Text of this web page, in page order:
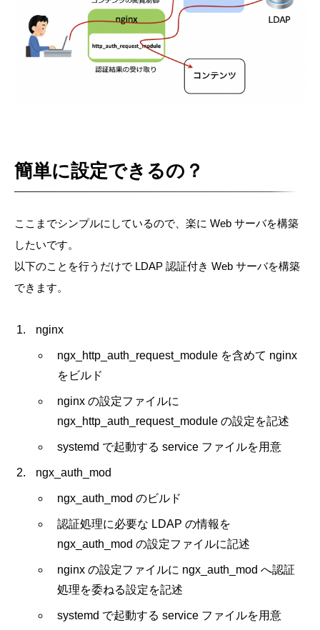
簡単に設定できるの？
ここまでシンプルにしているので、楽に Web サーバを構築
したいです。
以下のことを行うだけで LDAP 認証付き Web サーバを構築
できます。
nginx
ngx_http_auth_request_module を含めて nginx
をビルド
nginx の設定ファイルに
ngx_http_auth_request_module の設定を記述
systemd で起動する service ファイルを用意
ngx_auth_mod
ngx_auth_mod のビルド
認証処理に必要な LDAP の情報を
ngx_auth_mod の設定ファイルに記述
nginx の設定ファイルに ngx_auth_mod へ認証
処理を委ねる設定を記述
systemd で起動する service ファイルを用意